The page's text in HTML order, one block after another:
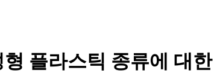
플라스틱 종류에 대